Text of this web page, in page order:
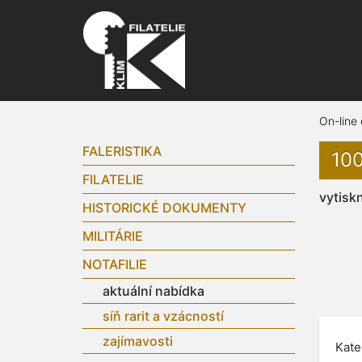
FALERISTIKA
FILATELIE
HISTORICKÉ DOKUMENTY
MILITÁRIE
NOTAFILIE
aktuální nabídka
síň rarit a vzácností
zajímavosti
On-line